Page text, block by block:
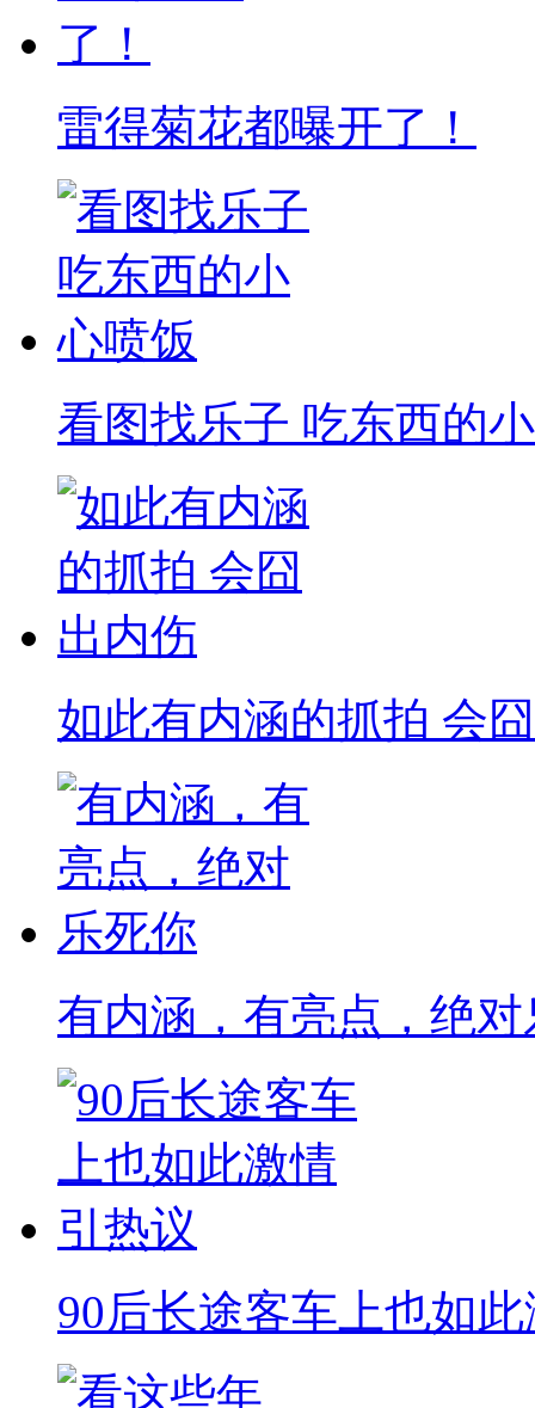
雷得菊花都曝开了！
看图找乐子 吃东西的小
如此有内涵的抓拍 会囧
有内涵，有亮点，绝对
90后长途客车上也如此